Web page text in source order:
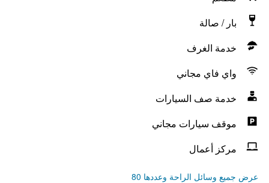
بار / صالة
خدمة الغرف
واي فاي مجاني
خدمة صف السيارات
موقف سيارات مجاني
مركز أعمال
عرض جميع وسائل الراحة وعددها 80